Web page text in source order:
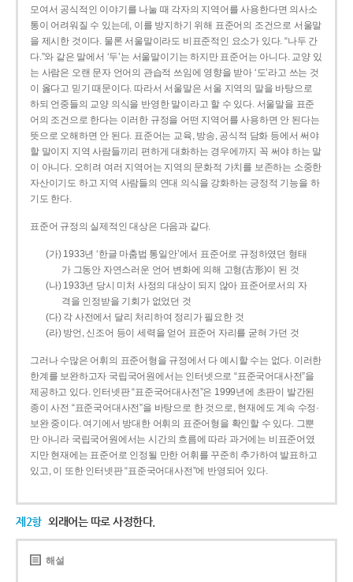
모여서 공식적인 이야기를 나눌 때 각자의 지역어를 사용한다면 의사소
통이 어려워질 수 있는데, 이를 방지하기 위해 표준어의 조건으로 서울말
을 제시한 것이다. 물론 서울말이라도 비표준적인 요소가 있다. “나두 간
다.”와 같은 말에서 ‘두’는 서울말이기는 하지만 표준어는 아니다. 교양 있
는 사람은 오랜 문자 언어의 관습적 쓰임에 영향을 받아 ‘도’라고 쓰는 것
이 옳다고 믿기 때문이다. 따라서 서울말은 서울 지역의 말을 바탕으로
하되 언중들의 교양 의식을 반영한 말이라고 할 수 있다. 서울말을 표준
어의 조건으로 한다는 이러한 규정을 어떤 지역어를 사용하면 안 된다는
뜻으로 오해하면 안 된다. 표준어는 교육, 방송, 공식적 담화 등에서 써야
할 말이지 지역 사람들끼리 편하게 대화하는 경우에까지 꼭 써야 하는 말
이 아니다. 오히려 여러 지역어는 지역의 문화적 가치를 보존하는 소중한
자산이기도 하고 지역 사람들의 연대 의식을 강화하는 긍정적 기능을 하
기도 한다.
표준어 규정의 실제적인 대상은 다음과 같다.
(가) 1933년 ‘한글 마춤법 통일안’에서 표준어로 규정하였던 형태
가 그동안 자연스러운 언어 변화에 의해 고형(古形)이 된 것
(나) 1933년 당시 미처 사정의 대상이 되지 않아 표준어로서의 자
격을 인정받을 기회가 없었던 것
(다) 각 사전에서 달리 처리하여 정리가 필요한 것
(라) 방언, 신조어 등이 세력을 얻어 표준어 자리를 굳혀 가던 것
그러나 수많은 어휘의 표준어형을 규정에서 다 예시할 수는 없다. 이러한
한계를 보완하고자 국립국어원에서는 인터넷으로 “표준국어대사전”을
제공하고 있다. 인터넷판 “표준국어대사전”은 1999년에 초판이 발간된
종이 사전 “표준국어대사전”을 바탕으로 한 것으로, 현재에도 계속 수정·
보완 중이다. 여기에서 방대한 어휘의 표준어형을 확인할 수 있다. 그뿐
만 아니라 국립국어원에서는 시간의 흐름에 따라 과거에는 비표준어였
지만 현재에는 표준어로 인정될 만한 어휘를 꾸준히 추가하여 발표하고
있고, 이 또한 인터넷판 “표준국어대사전”에 반영되어 있다.
제2항 외래어는 따로 사정한다.
해설